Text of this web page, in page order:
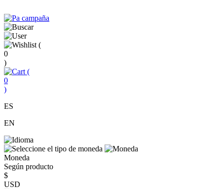
(
0
)
(
0
)
ES
EN
Moneda
Según producto
$
USD